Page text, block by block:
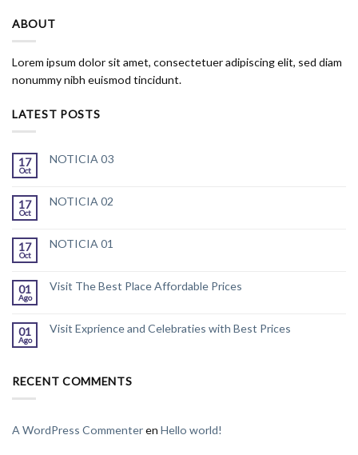
ABOUT
Lorem ipsum dolor sit amet, consectetuer adipiscing elit, sed diam
nonummy nibh euismod tincidunt.
LATEST POSTS
17
Oct
NOTICIA 03
17
Oct
NOTICIA 02
17
Oct
NOTICIA 01
01
Ago
Visit The Best Place Affordable Prices
01
Ago
Visit Exprience and Celebraties with Best Prices
RECENT COMMENTS
A WordPress Commenteren Hello world!